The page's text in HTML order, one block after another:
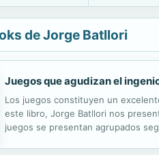
de Jorge Batllori
Juegos que agudizan el
Los juegos constituyen un
este libro, Jorge Batllori nos
juegos se presentan agrupados